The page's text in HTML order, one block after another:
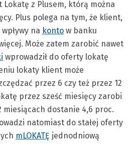
z Plusem, którą można
Plus polega na tym, że klient,
na konto w banku
Może zatem zarobić nawet
wprowadził do oferty lokatę
lokaty klient może
przez 6 czy też przez 12
przez sześć miesięcy zarobi
miesiącach dostanie 4,6 proc.
natomiast do stałej oferty
mLOKATĘ jednodniową